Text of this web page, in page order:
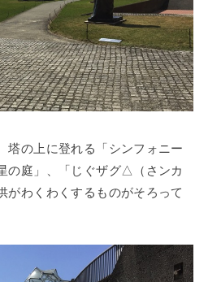
塔の上に登れる「シンフォニー
の庭」、「じぐザグ△（さンカ
がわくわくするものがそろって